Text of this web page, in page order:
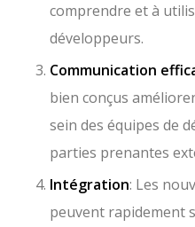
comprendre et à
développeurs.
Communication
bien conçus
sein des équipes de
parties prenantes
Intégration: Les
peuvent rapidement